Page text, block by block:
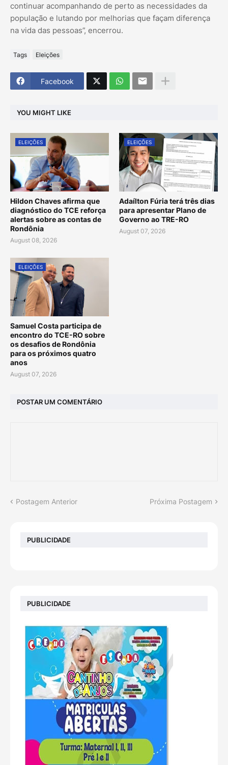
continuar acompanhando de perto as necessidades da
população e lutando por melhorias que façam diferença
na vida das pessoas”, encerrou.
Tags Eleições
Facebook
YOU MIGHT LIKE
ELEIÇÕES
Hildon Chaves afirma que
diagnóstico do TCE reforça
alertas sobre as contas de
Rondônia
August 08, 2026
ELEIÇÕES
Adaílton Fúria terá três dias
para apresentar Plano de
Governo ao TRE-RO
August 07, 2026
ELEIÇÕES
Samuel Costa participa de
encontro do TCE-RO sobre
os desafios de Rondônia
para os próximos quatro
anos
August 07, 2026
POSTAR UM COMENTÁRIO
Postagem Anterior Próxima Postagem
PUBLICIDADE
PUBLICIDADE